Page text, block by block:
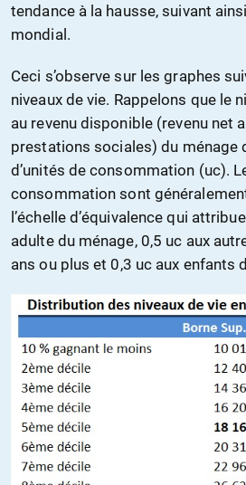
tendance à la hausse, suivant
mondial.
Ceci s’observe sur les graphes
niveaux de vie. Rappelons que le
au revenu disponible (revenu net
prestations sociales) du ménage
d’unités de consommation (uc).
consommation sont
l’échelle d’équivalence qui
adulte du ménage, 0,5 uc aux
ans ou plus et 0,3 uc aux enfants